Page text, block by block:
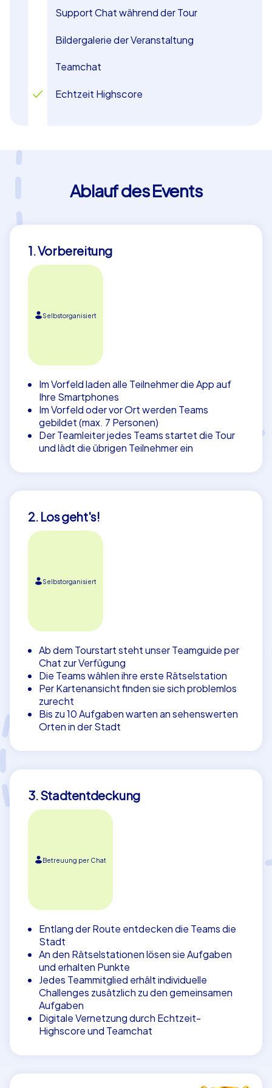
das Ihr Team enger zusammenbringt.
Support Chat während der Tour
Bildergalerie der Veranstaltung
Teamchat
Echtzeit Highscore
Ablauf des Events
1. Vorbereitung
Selbstorganisiert
Im Vorfeld laden alle Teilnehmer die App auf
Ihre Smartphones
Im Vorfeld oder vor Ort werden Teams
gebildet (max. 7 Personen)
Der Teamleiter jedes Teams startet die Tour
und lädt die übrigen Teilnehmer ein
2. Los geht's!
Selbstorganisiert
Ab dem Tourstart steht unser Teamguide per
Chat zur Verfügung
Die Teams wählen ihre erste Rätselstation
Per Kartenansicht finden sie sich problemlos
zurecht
Bis zu 10 Aufgaben warten an sehenswerten
Orten in der Stadt
3. Stadtentdeckung
Betreuung per Chat
Entlang der Route entdecken die Teams die
Stadt
An den Rätselstationen lösen sie Aufgaben
und erhalten Punkte
Jedes Teammitglied erhält individuelle
Challenges zusätzlich zu den gemeinsamen
Aufgaben
Digitale Vernetzung durch Echtzeit-
Highscore und Teamchat